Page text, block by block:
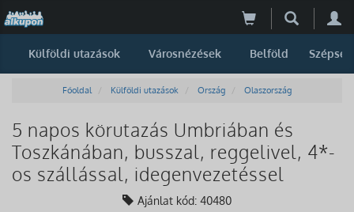
Külföldi utazások Városnézések Belföld Szépség
Főoldal Külföldi utazások Ország Olaszország
5 napos körutazás Umbriában és
Toszkánában, busszal, reggelivel, 4*-
os szállással, idegenvezetéssel
Ajánlat kód: 40480